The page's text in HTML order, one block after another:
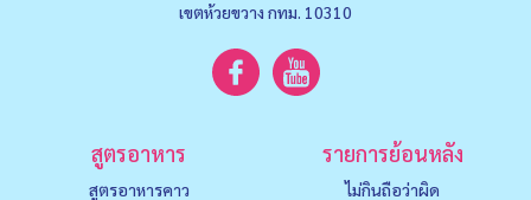
เขตห้วยขวาง กทม. 10310
สูตรอาหาร
สูตรอาหารคาว
รายการย้อนหลัง
ไม่กินถือว่าผิด